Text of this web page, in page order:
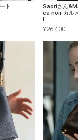
ト
Saoriさん
ea noir カル
I
¥26,400